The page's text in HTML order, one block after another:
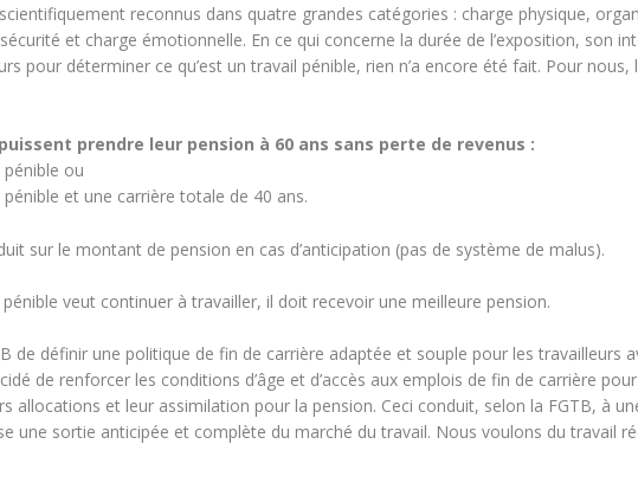
reconnus dans quatre grandes catégories : charge physique,
et charge émotionnelle. En ce qui concerne la durée de l’exposition, son
pour déterminer ce qu’est un travail pénible, rien n’a encore été fait. Pour nous,
prendre leur pension à 60 ans sans perte de revenus :
pénible ou
et une carrière totale de 40 ans.
sur le montant de pension en cas d’anticipation (pas de système de malus).
veut continuer à travailler, il doit recevoir une meilleure pension.
de définir une politique de fin de carrière adaptée et souple pour les travailleurs
de renforcer les conditions d’âge et d’accès aux emplois de fin de carrière
allocations et leur assimilation pour la pension. Ceci conduit, selon la FGTB, à
une sortie anticipée et complète du marché du travail. Nous voulons du travail